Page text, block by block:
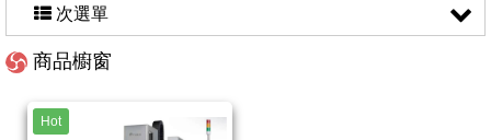
次選單
商品櫥窗
Hot